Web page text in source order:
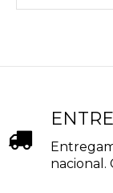
nacional.